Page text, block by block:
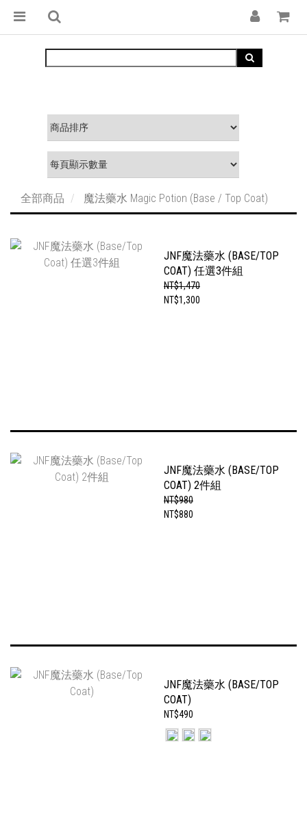
全部商品 魔法藥水 Magic Potion (Base / Top Coat)
JNF魔法藥水 (BASE/TOP
COAT) 任選3件組
NT$1,470
NT$1,300
JNF魔法藥水 (BASE/TOP
COAT) 2件組
NT$980
NT$880
JNF魔法藥水 (BASE/TOP
COAT)
NT$490